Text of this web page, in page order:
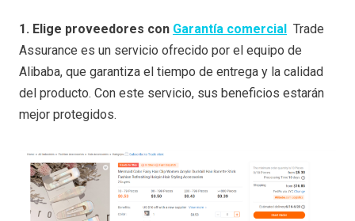
1. Elige proveedores con Garantía comercial
Trade
Assurance es un servicio ofrecido por el equipo de
Alibaba, que garantiza el tiempo de entrega y la calidad
del producto. Con este servicio, sus beneficios estarán
mejor protegidos.